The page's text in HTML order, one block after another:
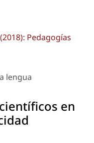
Pedagogías
lengua
en